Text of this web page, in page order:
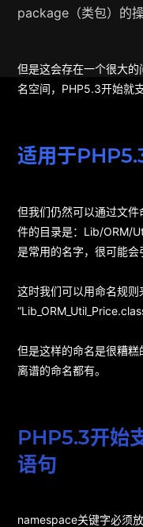
package（类包）的操
但是这会存在一个很大
名空间，PHP5.3开始就
适用于
但我们仍然可以通过文
件的目录是：Lib/ORM/
是常用的名字，很可能会
这时我们可以用命名规则
但是这样的命名是很糟
离谱的命名都有。
PHP5.3开始
语句
namespace关键字必须